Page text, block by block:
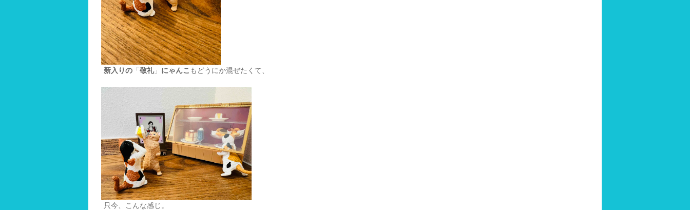
新入りの 「 敬礼」 にゃんこ もどうにか混ぜたくて、
只今、こんな感じ。